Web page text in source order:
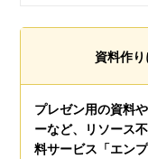
資料作
プレゼン用の資料
ーなど、リソース
料サービス「エン